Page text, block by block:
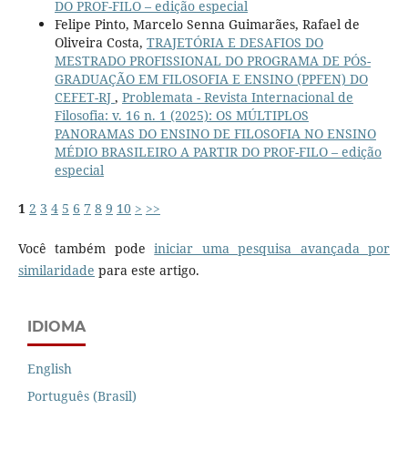
DO PROF-FILO – edição especial
Felipe Pinto, Marcelo Senna Guimarães, Rafael de
Oliveira Costa, TRAJETÓRIA E DESAFIOS DO
MESTRADO PROFISSIONAL DO PROGRAMA DE PÓS-
GRADUAÇÃO EM FILOSOFIA E ENSINO (PPFEN) DO
CEFET-RJ , Problemata - Revista Internacional de
Filosofia: v. 16 n. 1 (2025): OS MÚLTIPLOS
PANORAMAS DO ENSINO DE FILOSOFIA NO ENSINO
MÉDIO BRASILEIRO A PARTIR DO PROF-FILO – edição
especial
1 2 3 4 5 6 7 8 9 10 > >>
Você também podeiniciar uma pesquisa avançada por
similaridade para este artigo.
IDIOMA
English
Português (Brasil)